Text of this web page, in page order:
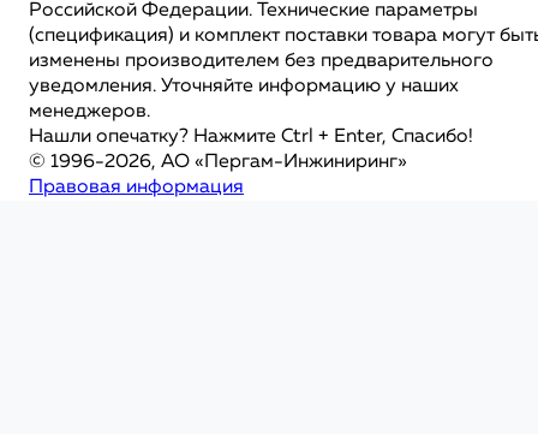
Российской Федерации. Технические параметры
(спецификация) и комплект поставки товара могут
изменены производителем без предварительного
уведомления. Уточняйте информацию у наших
менеджеров.
Нашли опечатку? Нажмите Ctrl + Enter, Спасибо!
© 1996-2026, АО «Пергам-Инжиниринг»
Правовая информация